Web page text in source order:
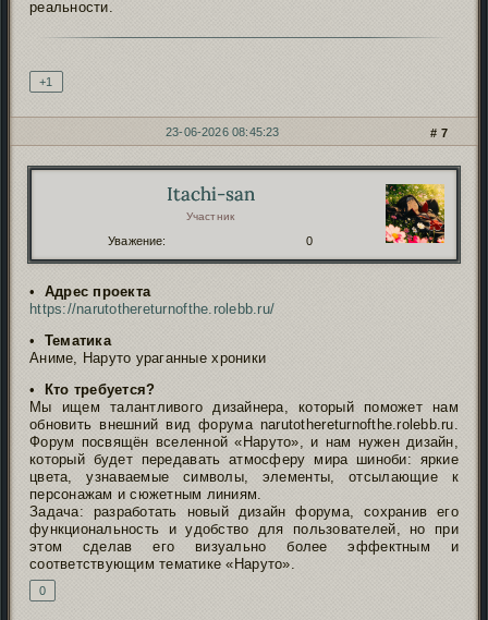
реальности.
+1
7
23-06-2026 08:45:23
Itachi-san
Участник
Уважение: 0
• Адрес проекта
https://narutothereturnofthe.rolebb.ru/
• Тематика
Аниме, Наруто ураганные хроники
•
Кто требуется?
Мы ищем талантливого дизайнера, который поможет нам
обновить внешний вид форума narutothereturnofthe.rolebb.ru.
Форум посвящён вселенной «Наруто», и нам нужен дизайн,
который будет передавать атмосферу мира шиноби: яркие
цвета, узнаваемые символы, элементы, отсылающие к
персонажам и сюжетным линиям.
Задача: разработать новый дизайн форума, сохранив его
функциональность и удобство для пользователей, но при
этом сделав его визуально более эффектным и
соответствующим тематике «Наруто».
0